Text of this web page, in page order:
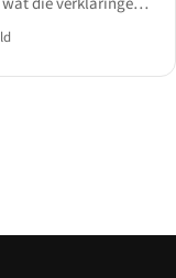
teruggeeft.